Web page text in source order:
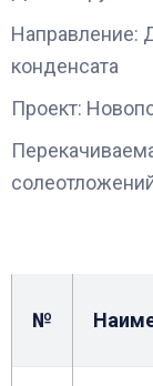
Направление:
конденсата
Проект:
№